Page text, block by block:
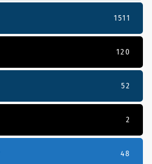
1511
120
52
2
48